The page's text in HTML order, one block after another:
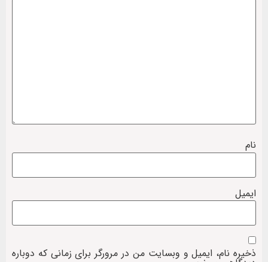
نام
ایمیل
ذخیره نام، ایمیل و وبسایت من در مرورگر برای زمانی که دوباره